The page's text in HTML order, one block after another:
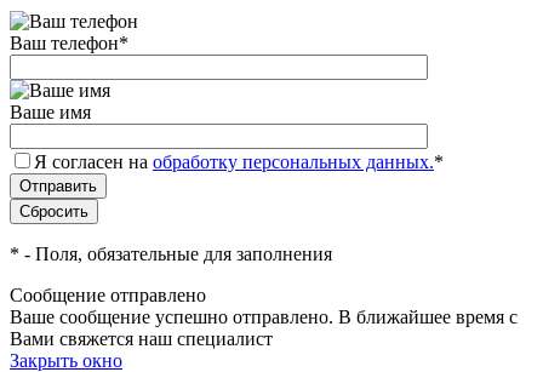
Ваш телефон*
Ваше имя
Я согласен на обработку персональных данных.*
* - Поля, обязательные для заполнения
Сообщение отправлено
Ваше сообщение успешно отправлено. В ближайшее время с
Вами свяжется наш специалист
Закрыть окно